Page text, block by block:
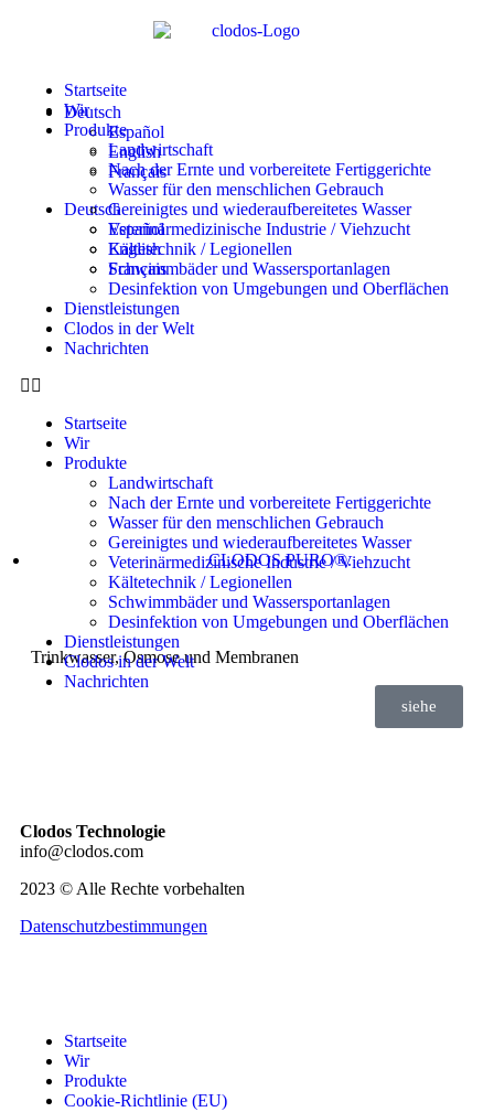
Startseite
Wir
Produkte
Landwirtschaft
Nach der Ernte und vorbereitete Fertiggerichte
Wasser für den menschlichen Gebrauch
Gereinigtes und wiederaufbereitetes Wasser
Veterinärmedizinische Industrie / Viehzucht
Kältetechnik / Legionellen
Schwimmbäder und Wassersportanlagen
Desinfektion von Umgebungen und Oberflächen
Dienstleistungen
Clodos in der Welt
Nachrichten
Startseite
Wir
Produkte
Landwirtschaft
Nach der Ernte und vorbereitete Fertiggerichte
Wasser für den menschlichen Gebrauch
Gereinigtes und wiederaufbereitetes Wasser
Veterinärmedizinische Industrie / Viehzucht
Kältetechnik / Legionellen
Schwimmbäder und Wassersportanlagen
Desinfektion von Umgebungen und Oberflächen
Dienstleistungen
Clodos in der Welt
Nachrichten
Deutsch
Español
English
Français
Deutsch
Español
English
Français
CLODOS PURO®.
Trinkwasser, Osmose und Membranen
siehe
Clodos Technologie
info@clodos.com
2023 © Alle Rechte vorbehalten
Datenschutzbestimmungen
Startseite
Wir
Produkte
Cookie-Richtlinie (EU)